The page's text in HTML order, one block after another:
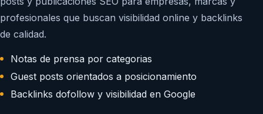
profesionales que buscan visibilidad online y backlinks
de calidad.
Notas de prensa por categorias
Guest posts orientados a posicionamiento
Backlinks dofollow y visibilidad en Google